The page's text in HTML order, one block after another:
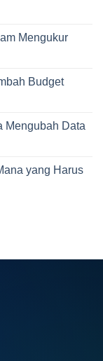
Mengukur
Budget
Mengubah Data
yang Harus